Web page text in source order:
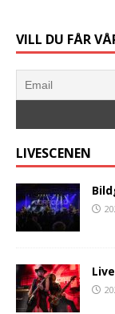
VILL DU FÅR
LIVESCENEN